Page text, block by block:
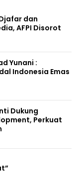
dan
AFPI Disorot
Yunani :
Indonesia Emas
Dukung
Perkuat